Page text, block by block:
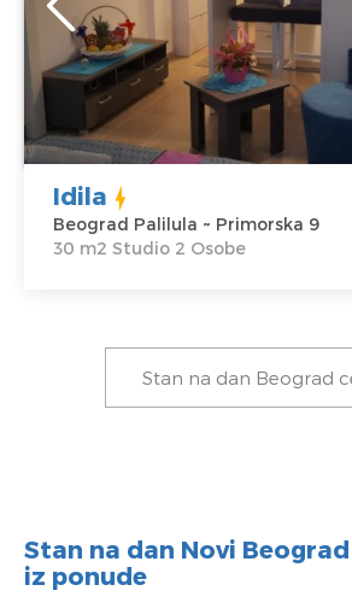
Primorska 9
Cena35 €
Struktura :
Studio
Idila
Beograd Palilula ~ Primorska 9
30 m2 Studio 2 Osobe
Stan na dan Beograd
Stan na dan Novi
iz ponude